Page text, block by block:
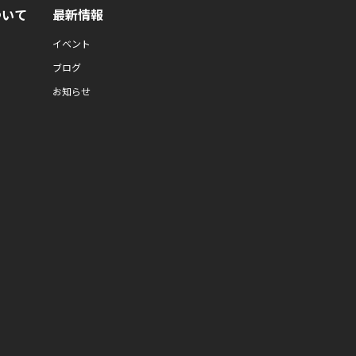
て 最新情報
イベント
ブログ
お知らせ